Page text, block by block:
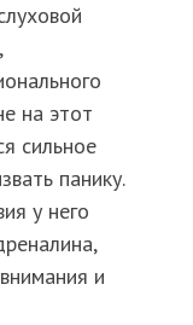
на этот
сильное
панику.
у него
и